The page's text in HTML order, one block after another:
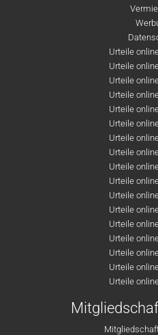
Urteile
Urteile
Urteile
Urteile
Urteile
Urteile
Urteile
Urteile
Urteile
Urteile
Urteile
Urteile
Urteile
Urteile
Urteile
Urteile
Urteile